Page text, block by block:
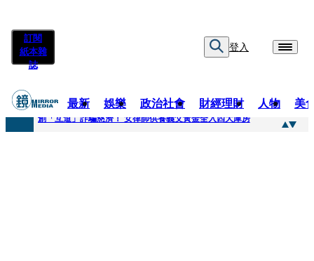
訂閱
紙本雜
誌
登入
最新 娛樂 政治社會 財經理財 人物 美
快訊
創「互道」詐騙慈濟！ 女律師供養義父黃金全入四大庫房